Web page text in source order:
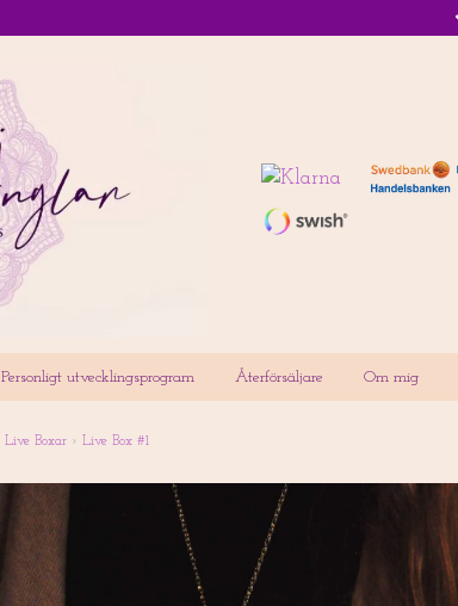
Personligt utvecklingsprogram Återförsäljare Om mig
Live Boxar › Live Box #1